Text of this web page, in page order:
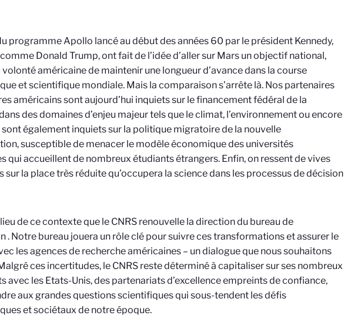
programme Apollo lancé au début des années 60 par le président Kennedy,
Donald Trump, ont fait de l’idée d’aller sur Mars un objectif national,
américaine de maintenir une longueur d’avance dans la course
et scientifique mondiale. Mais la comparaison s’arrête là. Nos partenaires
américains sont aujourd’hui inquiets sur le financement fédéral de la
des domaines d’enjeu majeur tels que le climat, l’environnement ou encore
sont également inquiets sur la politique migratoire de la nouvelle
susceptible de menacer le modèle économique des universités
qui accueillent de nombreux étudiants étrangers. Enfin, on ressent de vives
sur la place très réduite qu’occupera la science dans les processus de décision
de ce contexte que le CNRS renouvelle la direction du bureau de
. Notre bureau jouera un rôle clé pour suivre ces transformations et assurer le
les agences de recherche américaines – un dialogue que nous souhaitons
ces incertitudes, le CNRS reste déterminé à capitaliser sur ses nombreux
avec les Etats-Unis, des partenariats d’excellence empreints de confiance,
aux grandes questions scientifiques qui sous-tendent les défis
et sociétaux de notre époque.